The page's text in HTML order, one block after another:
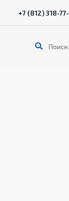
+7 (812) 318-